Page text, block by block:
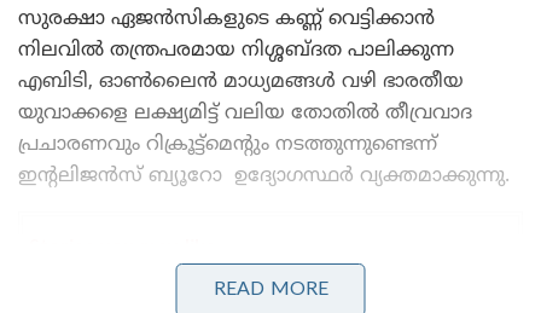
സുരക്ഷാ ഏജൻസികളുടെ കണ്ണ് വെട്ടിക്കാൻ
നിലവിൽ തന്ത്രപരമായ നിശ്ശബ്ദത പാലിക്കുന്ന
എബിടി, ഓൺലൈൻ മാധ്യമങ്ങൾ വഴി ഭാരതീയ
യുവാക്കളെ ലക്ഷ്യമിട്ട് വലിയ തോതിൽ തീവ്രവാദ
പ്രചാരണവും റിക്രൂട്ട്‌മെന്റും നടത്തുന്നുണ്ടെന്ന്
ഇന്റലിജൻസ് ബ്യൂറോ ഉദ്യോഗസ്ഥർ വ്യക്തമാക്കുന്നു.
READ MORE